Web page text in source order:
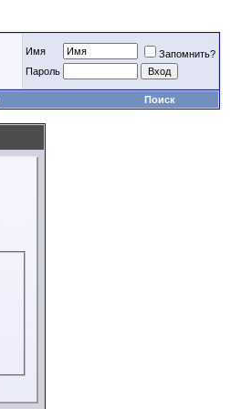
Имя
Запомнить?
Пароль
Поиск